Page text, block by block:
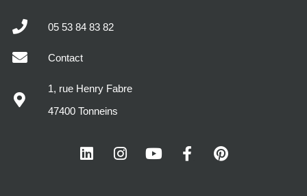
05 53 84 83 82
Contact
1, rue Henry Fabre
47400 Tonneins